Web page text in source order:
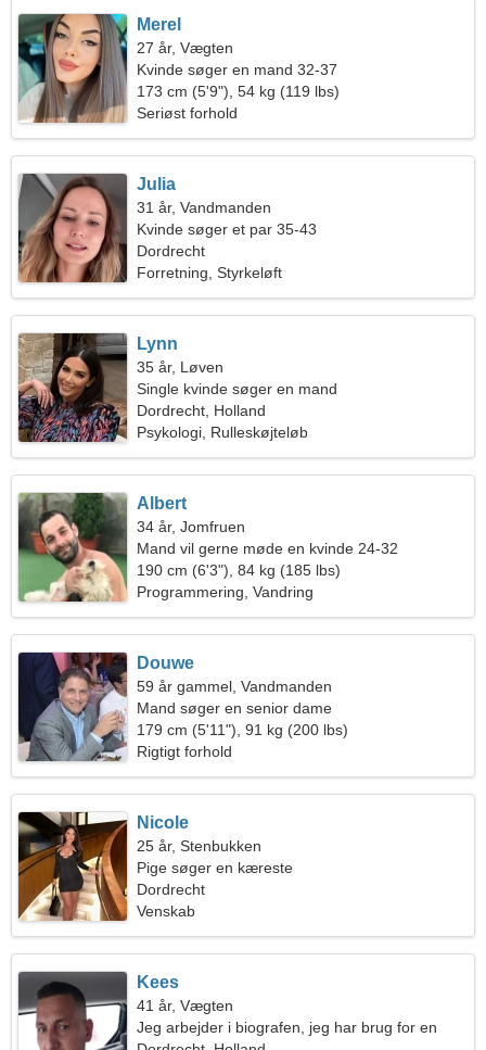
Merel
27 år, Vægten
Kvinde søger en mand 32-37
173 cm (5'9"), 54 kg (119 lbs)
Seriøst forhold
Julia
31 år, Vandmanden
Kvinde søger et par 35-43
Dordrecht
Forretning, Styrkeløft
Lynn
35 år, Løven
Single kvinde søger en mand
Dordrecht, Holland
Psykologi, Rulleskøjteløb
Albert
34 år, Jomfruen
Mand vil gerne møde en kvinde 24-32
190 cm (6'3"), 84 kg (185 lbs)
Programmering, Vandring
Douwe
59 år gammel, Vandmanden
Mand søger en senior dame
179 cm (5'11"), 91 kg (200 lbs)
Rigtigt forhold
Nicole
25 år, Stenbukken
Pige søger en kæreste
Dordrecht
Venskab
Kees
41 år, Vægten
Jeg arbejder i biografen, jeg har brug for en